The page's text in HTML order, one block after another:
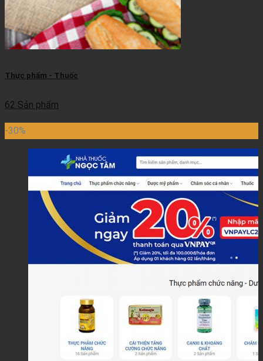
Thực phẩm - Thuốc
62 Sản phẩm
-30%